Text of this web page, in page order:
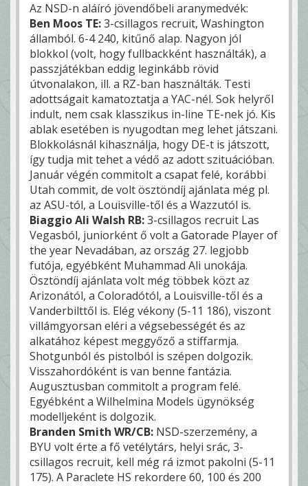
Az NSD-n aláíró jövendőbeli aranymedvék:
Ben Moos TE:3-csillagos recruit, Washington
államból. 6-4 240, kitűnő alap. Nagyon jól
blokkol (volt, hogy fullbackként használták), a
passzjátékban eddig leginkább rövid
útvonalakon, ill. a RZ-ban használták. Testi
adottságait kamatoztatja a YAC-nél. Sok helyről
indult, nem csak klasszikus in-line TE-nek jó. Kis
ablak esetében is nyugodtan meg lehet játszani.
Blokkolásnál kihasználja, hogy DE-t is játszott,
így tudja mit tehet a védő az adott szituációban.
Január végén commitolt a csapat felé, korábbi
Utah commit, de volt ösztöndíj ajánlata még pl.
az ASU-tól, a Louisville-től és a Wazzutól is.
Biaggio Ali Walsh RB:3-csillagos recruit Las
Vegasból, juniorként ő volt a Gatorade Player of
the year Nevadában, az ország 27. legjobb
futója, egyébként Muhammad Ali unokája.
Ösztöndíj ajánlata volt még többek közt az
Arizonától, a Coloradótól, a Louisville-től és a
Vanderbilttől is. Elég vékony (5-11 186), viszont
villámgyorsan eléri a végsebességét és az
alkatához képest meggyőző a stiffarmja.
Shotgunból és pistolból is szépen dolgozik.
Visszahordóként is van benne fantázia.
Augusztusban commitolt a program felé.
Egyébként a Wilhelmina Models ügynökség
modelljeként is dolgozik.
Branden Smith WR/CB: NSD-szerzemény, a
BYU volt érte a fő vetélytárs, helyi srác, 3-
csillagos recruit, kell még rá izmot pakolni (5-11
175). A Paraclete HS rekordere 60, 100 és 200